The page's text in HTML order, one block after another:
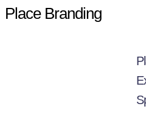
Place Branding